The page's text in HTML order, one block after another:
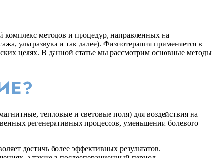
комплекс методов и процедур, направленных на
ультразвука и так далее). Физиотерапия применяется в
целях. В данной статье мы рассмотрим основные методы
тепловые и световые поля) для воздействия на
регенеративных процессов, уменьшении болевого
достичь более эффективных результатов.